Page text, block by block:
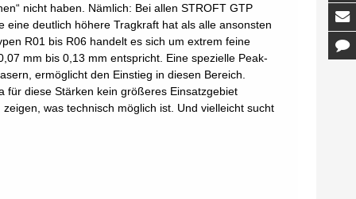
nicht haben. Nämlich: Bei allen STROFT GTP
deutlich höhere Tragkraft hat als alle ansonsten
R01 bis R06 handelt es sich um extrem feine
mm bis 0,13 mm entspricht. Eine spezielle Peak-
ermöglicht den Einstieg in diesen Bereich.
für diese Stärken kein größeres Einsatzgebiet
was technisch möglich ist. Und vielleicht sucht